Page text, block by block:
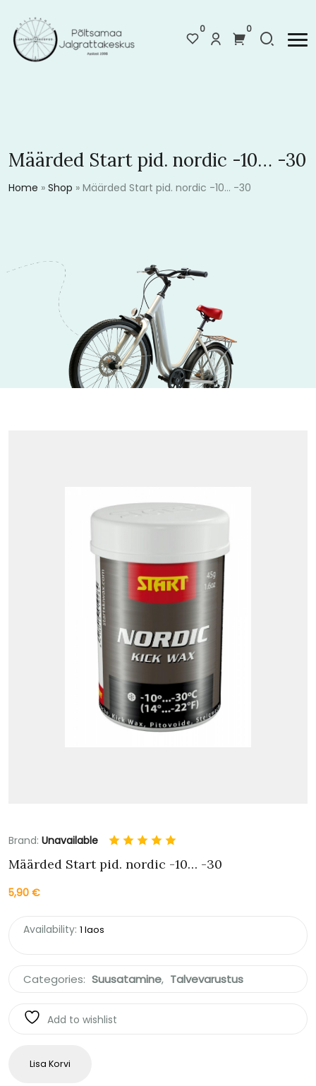
0 0
Määrded Start pid. nordic -10… -30
Home » Shop » Määrded Start pid. nordic -10… -30
Brand: Unavailable
Määrded Start pid. nordic -10… -30
5,90 €
Availability: 1 laos
Categories: Suusatamine, Talvevarustus
Add to wishlist
Lisa Korvi